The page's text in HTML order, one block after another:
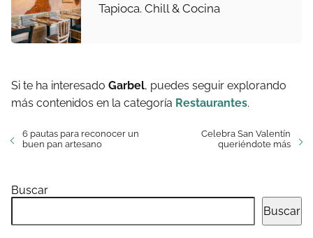
Tapioca. Chill & Cocina
Si te ha interesado Garbel, puedes seguir explorando
más contenidos en la categoría Restaurantes.
6 pautas para reconocer un
buen pan artesano
Celebra San Valentín
queriéndote más
Buscar
Buscar